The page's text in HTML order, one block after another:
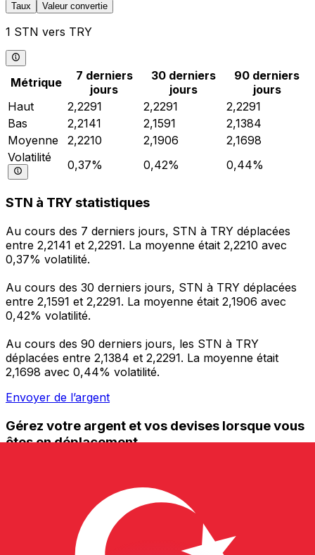
Taux Valeur convertie
1 STN vers TRY
Métrique
7 derniers
jours
30 derniers
jours
90 derniers
jours
Haut
2,2291 2,2291
2,2291
Bas
2,2141 2,1591
2,1384
Moyenne
2,2210 2,1906
2,1698
Volatilité
0,37% 0,42% 0,44%
STN à TRY statistiques
Au cours des 7 derniers jours, STN à TRY déplacées
entre 2,2141 et 2,2291. La moyenne était 2,2210 avec
0,37% volatilité.
Au cours des 30 derniers jours, STN à TRY déplacées
entre 2,1591 et 2,2291. La moyenne était 2,1906 avec
0,42% volatilité.
Au cours des 90 derniers jours, les STN à TRY
déplacées entre 2,1384 et 2,2291. La moyenne était
2,1698 avec 0,44% volatilité.
Envoyer de l’argent
Gérez votre argent et vos devises lorsque vous
êtes en déplacement
nécessaires pour vos transferts d'argent internationaux
et la gestion de vos devises. Convertissez des devises,
programmez des alertes de taux et transférez de
l'argent à l'étranger sans frais cachés. Téléchargez
l'application dès aujourd'hui !